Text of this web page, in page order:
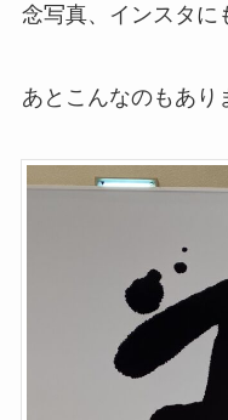
念写真、インスタに
あとこんなのもあり